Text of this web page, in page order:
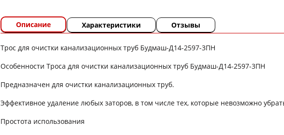
Описание Характеристики Отзывы
Трос для очистки канализационных труб Будмаш-Д14-2597-3ПН
Особенности Троса для очистки канализационных труб Будмаш-Д14-2597-3ПН
Предназначен для очистки канализационных труб.
Эффективное удаление любых заторов, в том числе тех, которые невозможно
Простота использования